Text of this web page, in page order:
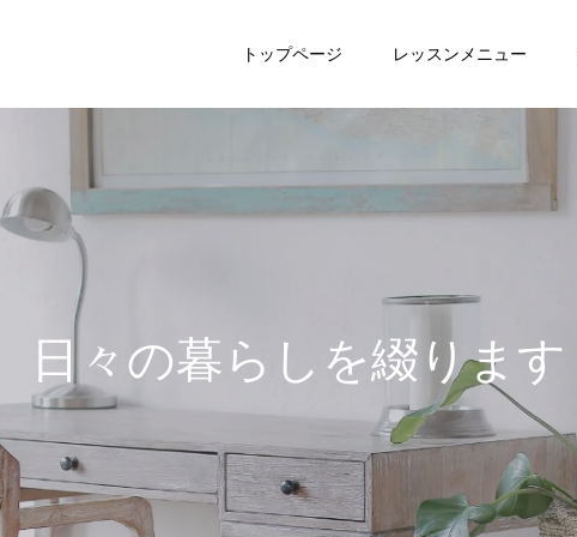
トップページ レッスンメニュー
日 々 の暮 ら し を綴 りま す